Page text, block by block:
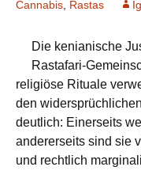
Cannabis Rastas
Die kenianische
Rastafari-
religiöse Rituale
den
deutlich: Einerseits
andererseits sind sie
und rechtlich